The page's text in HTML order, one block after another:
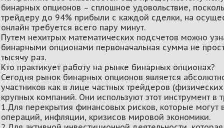
бинарных опционов – сплошное удовольствие,
трейдеру до 94% прибыли с каждой сделки, на
онлайн требуется всего пару минут.
Путем нехитрых математических подсчетов можно
бинарными опционами первоначальная сумма не
тысячу раз.
Кто практикует работу на рынке бинарных опционах?
Сегодня рынок бинарных опционов является
участников как в лице частных трейдеров
крупных компаний. Они используют этот инструмент в
1.Для перекрытия финансовых рисков, которые могут
операций, инфляции, кризисов мировой экономики.